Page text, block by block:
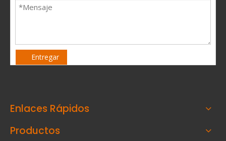
Entregar
Enlaces Rápidos
Productos